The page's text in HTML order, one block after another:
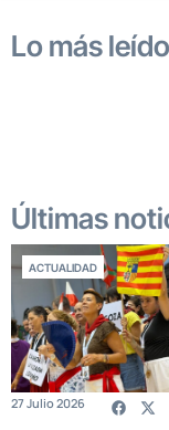
Lo más
Últimas
ACTUALIDAD
27 Julio 2026